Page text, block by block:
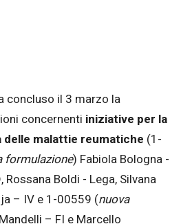
concluso il 3 marzo la
concernenti iniziative per la
delle malattie reumatiche (1-
formulazione) Fabiola Bologna -
Rossana Boldi - Lega, Silvana
– IV e 1-00559 (nuova
– FI e Marcello